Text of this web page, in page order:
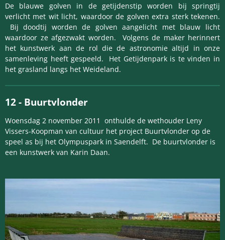
De blauwe golven in de getijdenstip worden bij springtij
verlicht met wit licht, waardoor de golven extra sterk tekenen.
Bij doodtij worden de golven aangelicht met blauw licht
waardoor ze afgezwakt worden. Volgens de maker herinnert
het kunstwerk aan de rol die de astronomie altijd in onze
samenleving heeft gespeeld. Het Getijdenpark is te vinden in
het grasland langs het Weideland.
12 - Buurtvlonder
Woensdag 2 november 2011 onthulde de wethouder Leny
Vissers-Koopman van cultuur het project Buurtvlonder op de
speel as bij het Olympuspark in Saendelft. De buurtvlonder is
een kunstwerk van Karin Daan.